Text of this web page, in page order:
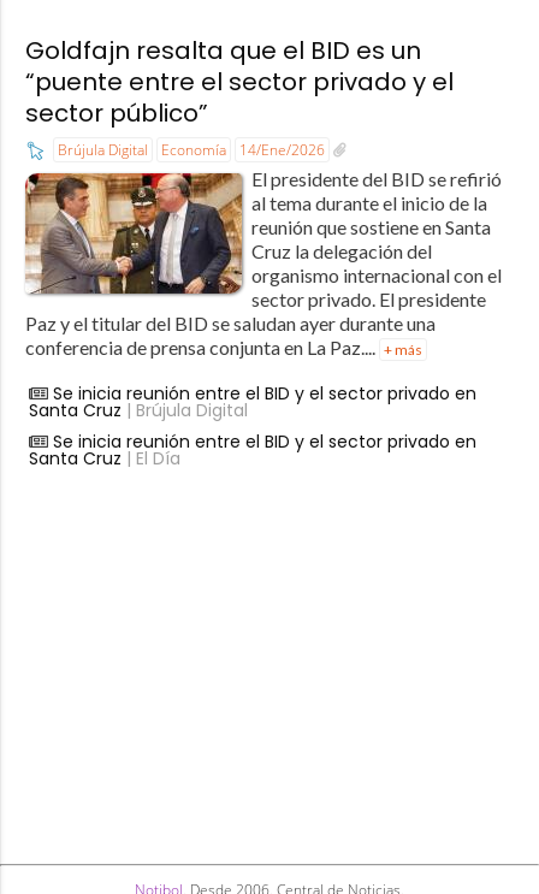
Goldfajn resalta que el BID es un
“puente entre el sector privado y el
sector público”
Brújula Digital Economía 14/Ene/2026
El presidente del BID se refirió
al tema durante el inicio de la
reunión que sostiene en Santa
Cruz la delegación del
organismo internacional con el
sector privado. El presidente
Paz y el titular del BID se saludan ayer durante una
conferencia de prensa conjunta en La Paz.... + más
Se inicia reunión entre el BID y el sector privado en
Santa Cruz | Brújula Digital
Se inicia reunión entre el BID y el sector privado en
Santa Cruz | El Día
Notibol . Desde 2006. Central de Noticias.